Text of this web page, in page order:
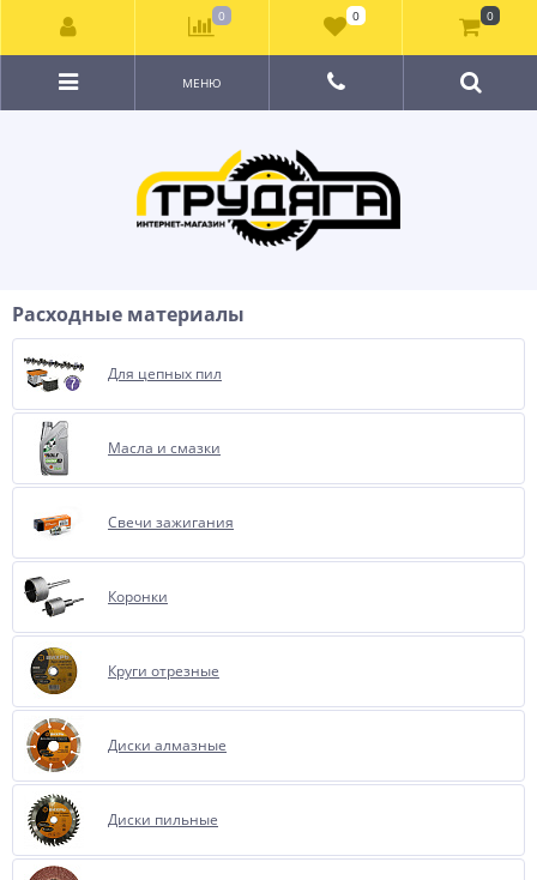
МЕНЮ
Расходные материалы
Для цепных пил
Масла и смазки
Свечи зажигания
Коронки
Круги отрезные
Диски алмазные
Диски пильные
0 0 0